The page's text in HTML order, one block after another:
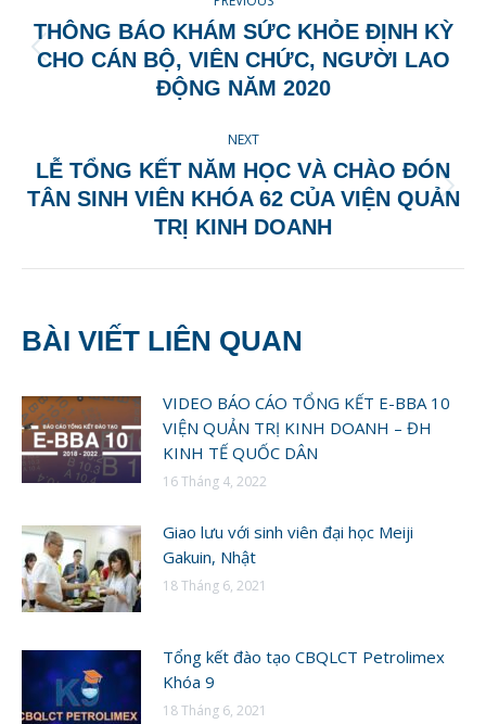
NAVIGATION
Previous
post:
THÔNG BÁO KHÁM SỨC KHỎE ĐỊNH KỲ
CHO CÁN BỘ, VIÊN CHỨC, NGƯỜI LAO
ĐỘNG NĂM 2020
NEXT
Next
post:
LỄ TỔNG KẾT NĂM HỌC VÀ CHÀO ĐÓN
TÂN SINH VIÊN KHÓA 62 CỦA VIỆN QUẢN
TRỊ KINH DOANH
BÀI VIẾT LIÊN QUAN
VIDEO BÁO CÁO TỔNG KẾT E-BBA 10
VIỆN QUẢN TRỊ KINH DOANH – ĐH
KINH TẾ QUỐC DÂN
16 Tháng 4, 2022
Giao lưu với sinh viên đại học Meiji
Gakuin, Nhật
18 Tháng 6, 2021
Tổng kết đào tạo CBQLCT Petrolimex
Khóa 9
18 Tháng 6, 2021